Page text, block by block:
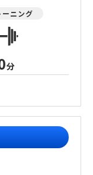
ニング
分